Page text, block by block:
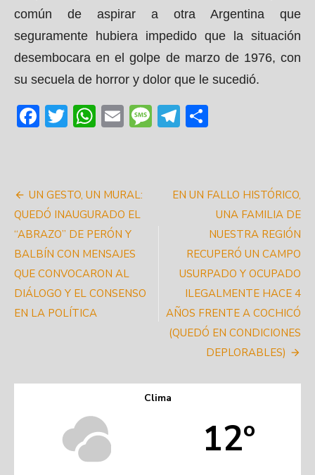
común de aspirar a otra Argentina que
seguramente hubiera impedido que la situación
desembocara en el golpe de marzo de 1976, con
su secuela de horror y dolor que le sucedió.
Facebook
Twitter
WhatsApp
EmailMessage
Telegram
Navegación
de
entradas
UN GESTO, UN MURAL:
QUEDÓ INAUGURADO EL
“ABRAZO” DE PERÓN Y
BALBÍN CON MENSAJES
QUE CONVOCARON AL
DIÁLOGO Y EL CONSENSO
EN LA POLÍTICA
EN UN FALLO HISTÓRICO,
UNA FAMILIA DE
NUESTRA REGIÓN
RECUPERÓ UN CAMPO
USURPADO Y OCUPADO
ILEGALMENTE HACE 4
AÑOS FRENTE A COCHICÓ
(QUEDÓ EN CONDICIONES
DEPLORABLES)
Clima
12º